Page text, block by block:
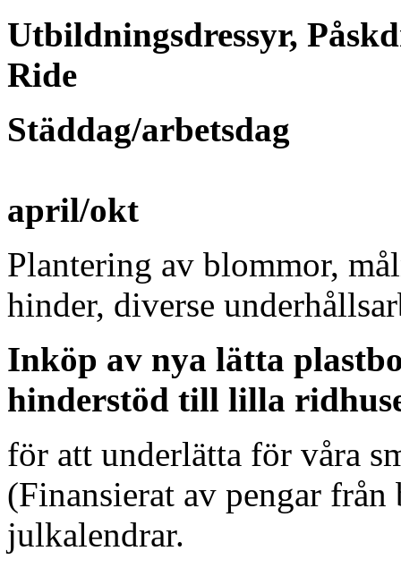
Utbildningsdressyr,
Ride
Städdag/arbetsdag
april/okt
Plantering av blommor,
hinder, diverse
Inköp av nya lätta
hinderstöd till lilla
för att underlätta för våra
(Finansierat av pengar
julkalendrar.